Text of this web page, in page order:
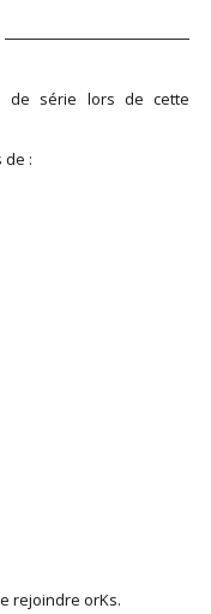
de série lors de cette
de :
rejoindre orKs.